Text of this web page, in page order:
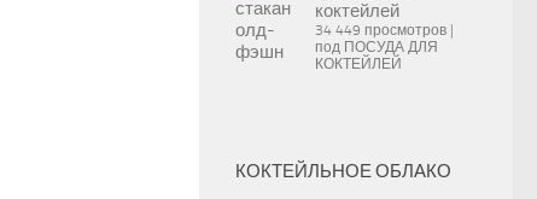
коктейлей
34 449 просмотров
под ПОСУДА ДЛЯ
КОКТЕЙЛЕЙ
КОКТЕЙЛЬНОЕ ОБЛАКО